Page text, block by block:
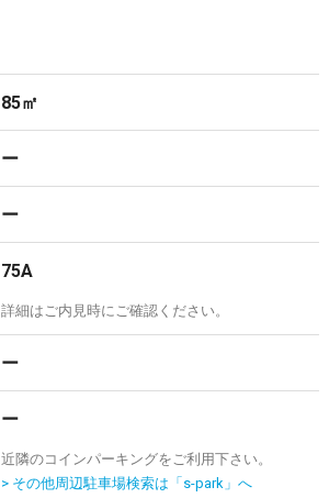
85㎡
ー
ー
75A
詳細はご内見時にご確認ください。
ー
ー
近隣のコインパーキングをご利用下さい。
> その他周辺駐車場検索は「s-park」へ